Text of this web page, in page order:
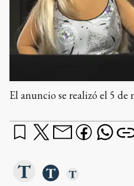
El anuncio se realizó el 5 de